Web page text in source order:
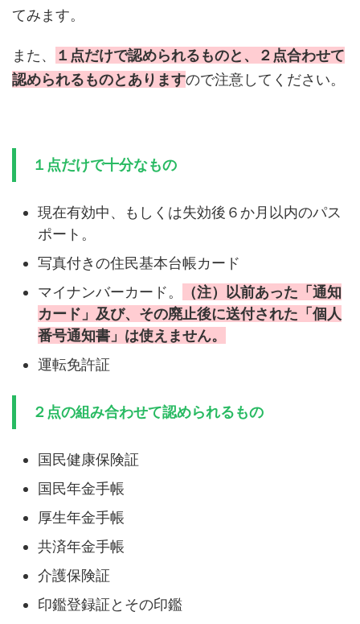
てみます。
また、
１点だけで認められるものと、２点合わせて
認められるものとありますので注意してください。
１点だけで十分なもの
現在有効中、もしくは失効後６か月以内のパス
ポート。
写真付きの住民基本台帳カード
マイナンバーカード。
（注）以前あった「通知
カード」及び、その廃止後に送付された「個人
番号通知書」は使えません。
運転免許証
２点の組み合わせて認められるもの
国民健康保険証
国民年金手帳
厚生年金手帳
共済年金手帳
介護保険証
印鑑登録証とその印鑑